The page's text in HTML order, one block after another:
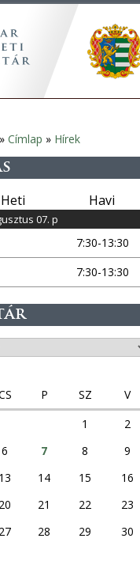
» Címlap » Hírek
Heti Havi
07. p
7:30-13:30
7:30-13:30
P SZ
V
1
2
6 7 8
9
13 14 15
16
20 21 22
23
27 28 29
30